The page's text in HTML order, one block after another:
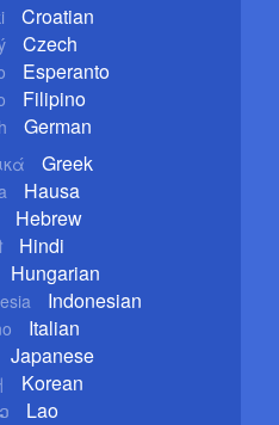
Croatian
Czech
Esperanto
Filipino
German
Greek
Hausa
Hebrew
Hindi
Hungarian
Indonesian
Italian
Japanese
Korean
Lao